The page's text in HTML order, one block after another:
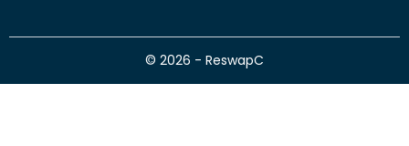
© 2026 - ReswapC